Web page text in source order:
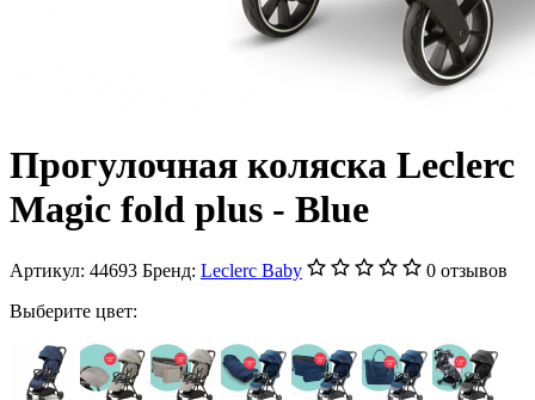
Прогулочная коляска Leclerc
Magic fold plus - Blue
Артикул: 44693 Бренд: Leclerc Baby
0 отзывов
Выберите цвет: